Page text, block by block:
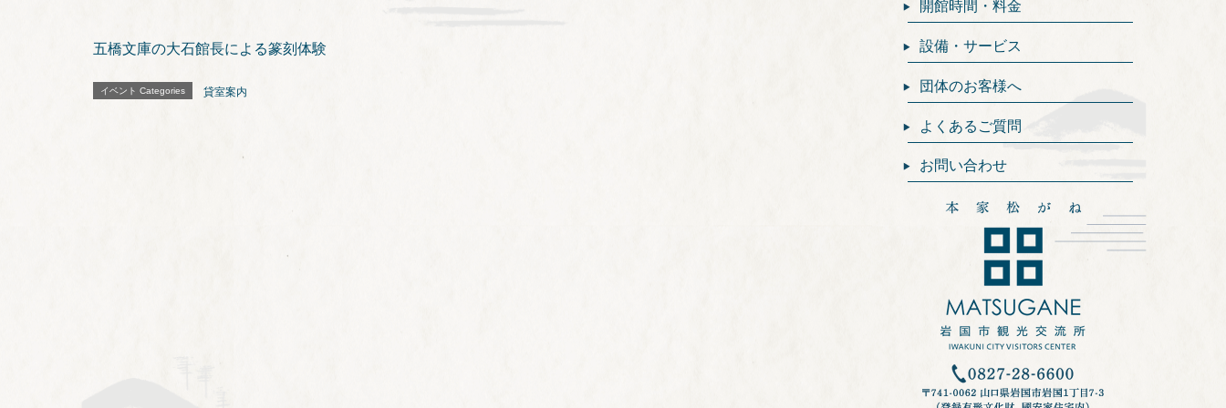
五橋文庫の大石館長による篆刻体験
イベント Categories 貸室案内
開館時間・料金
設備・サービス
団体のお客様へ
よくあるご質問
お問い合わせ